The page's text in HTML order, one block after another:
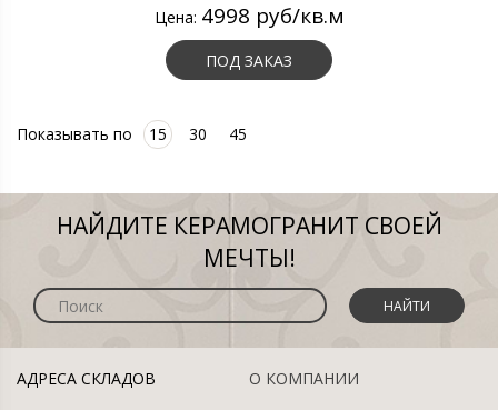
Цена: 4998 руб/кв.м
ПОД ЗАКАЗ
Показывать по 15 30 45
НАЙДИТЕ КЕРАМОГРАНИТ СВОЕЙ
МЕЧТЫ!
НАЙТИ
АДРЕСА СКЛАДОВ О КОМПАНИИ